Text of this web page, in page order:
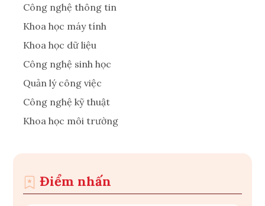
Công nghệ thông tin
Khoa học máy tính
Khoa học dữ liệu
Công nghệ sinh học
Quản lý công việc
Công nghệ kỹ thuật
Khoa học môi trường
Điểm nhấn